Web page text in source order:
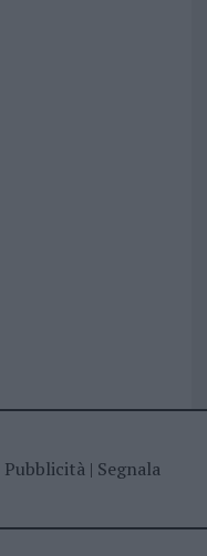
Pubblicità| Segnala